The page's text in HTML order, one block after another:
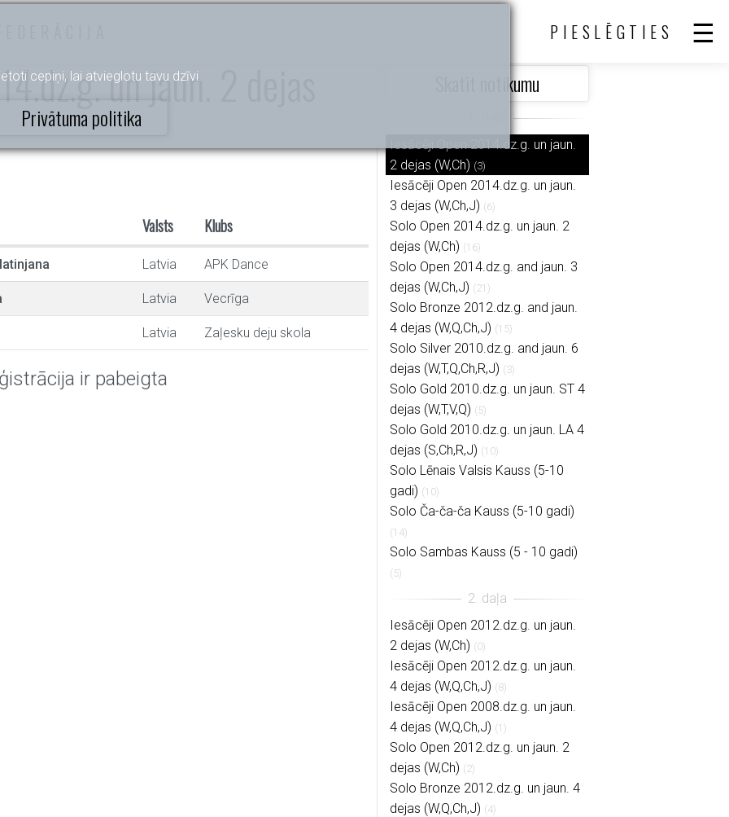
cepiņi, lai atvieglotu tavu dzīvi.
Privātuma politika
PIESLĒGTIES
un jaun. 2 dejas
Valsts Klubs
Latvia APK Dance
Latvia Vecrīga
Latvia Zaļesku deju skola
ir pabeigta
Skatīt notikumu
Iesācēji Open 2014.dz.g. un jaun.
2 dejas (W,Ch) (3)
Iesācēji Open 2014.dz.g. un jaun.
3 dejas (W,Ch,J) (6)
Solo Open 2014.dz.g. un jaun. 2
dejas (W,Ch) (16)
Solo Open 2014.dz.g. and jaun. 3
dejas (W,Ch,J) (21)
Solo Bronze 2012.dz.g. and jaun.
4 dejas (W,Q,Ch,J) (15)
Solo Silver 2010.dz.g. and jaun. 6
dejas (W,T,Q,Ch,R,J) (3)
Solo Gold 2010.dz.g. un jaun. ST 4
dejas (W,T,V,Q) (5)
Solo Gold 2010.dz.g. un jaun. LA 4
dejas (S,Ch,R,J) (10)
Solo Lēnais Valsis Kauss (5-10
gadi) (10)
Solo Ča-ča-ča Kauss (5-10 gadi)
(14)
Solo Sambas Kauss (5 - 10 gadi)
(5)
Iesācēji Open 2012.dz.g. un jaun.
2 dejas (W,Ch) (0)
Iesācēji Open 2012.dz.g. un jaun.
4 dejas (W,Q,Ch,J) (8)
Iesācēji Open 2008.dz.g. un jaun.
4 dejas (W,Q,Ch,J) (1)
Solo Open 2012.dz.g. un jaun. 2
dejas (W,Ch) (2)
Solo Bronze 2012.dz.g. un jaun. 4
dejas (W,Q,Ch,J) (4)